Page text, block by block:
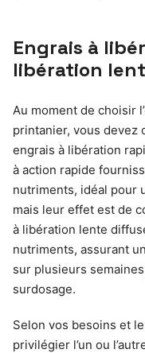
Engrais à
libération
Au moment de choisir
printanier, vous devez
engrais à libération
à action rapide
nutriments, idéal pour
mais leur effet est de
à libération lente
nutriments, assurant
sur plusieurs
surdosage.
Selon vos besoins et
privilégier l’un ou